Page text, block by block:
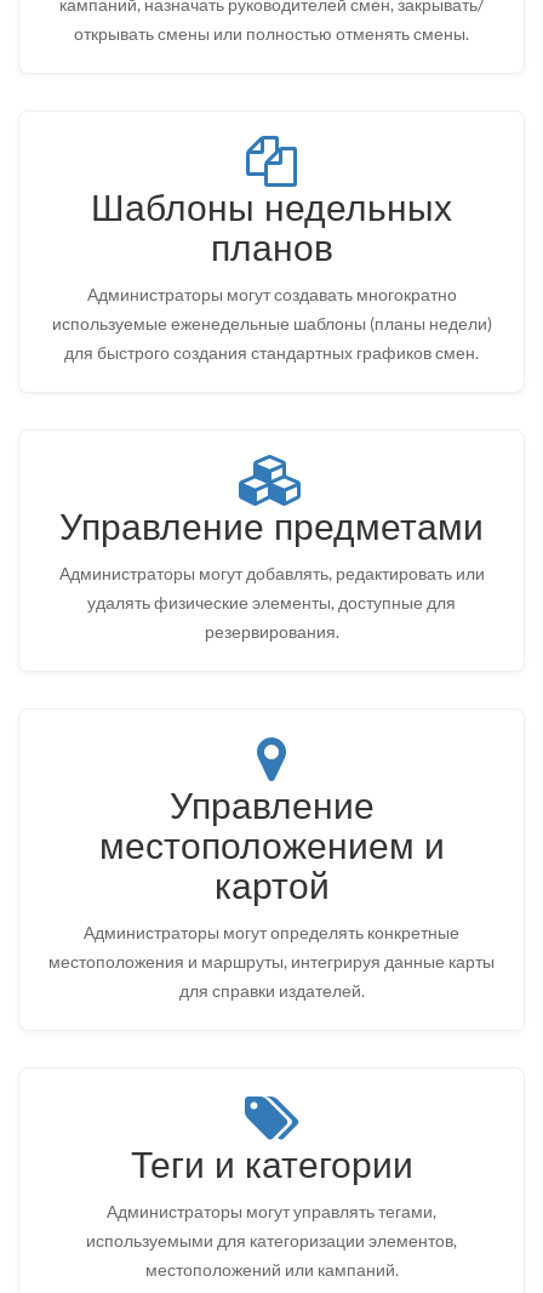
кампаний, назначать руководителей смен, закрывать/
открывать смены или полностью отменять смены.
Шаблоны недельных
планов
Администраторы могут создавать многократно
используемые еженедельные шаблоны (планы недели)
для быстрого создания стандартных графиков смен.
Управление предметами
Администраторы могут добавлять, редактировать или
удалять физические элементы, доступные для
резервирования.
Управление
местоположением и
картой
Администраторы могут определять конкретные
местоположения и маршруты, интегрируя данные карты
для справки издателей.
Теги и категории
Администраторы могут управлять тегами,
используемыми для категоризации элементов,
местоположений или кампаний.